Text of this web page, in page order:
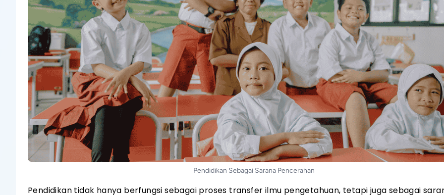
Pendidikan Sebagai Sarana Pencerahan
Pendidikan tidak hanya berfungsi sebagai proses transfer ilmu pengetahuan, tetapi juga sebagai